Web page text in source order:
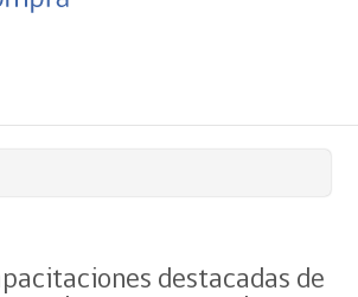
destacadas de